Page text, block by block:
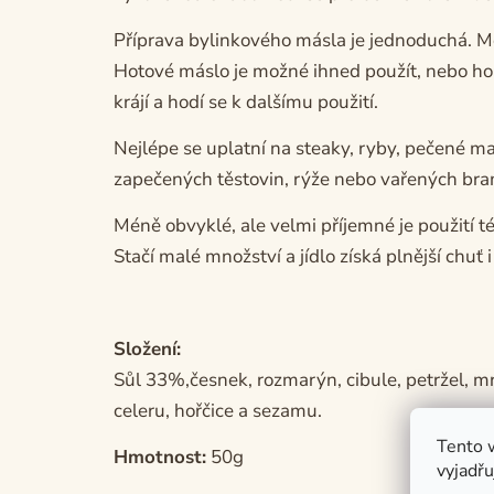
Tento
Příprava bylinkového másla je jednoduchá.
Hotové máslo je možné ihned použít, nebo
krájí a hodí se k dalšímu použití.
Nejlépe se uplatní na steaky, ryby, pečené
zapečených těstovin, rýže nebo vařených
Méně obvyklé, ale velmi příjemné je použití
Stačí malé množství a jídlo získá plnější chuť
Složení:
Sůl 33%,česnek, rozmarýn, cibule, petržel,
celeru, hořčice a sezamu.
Hmotnost: 50g